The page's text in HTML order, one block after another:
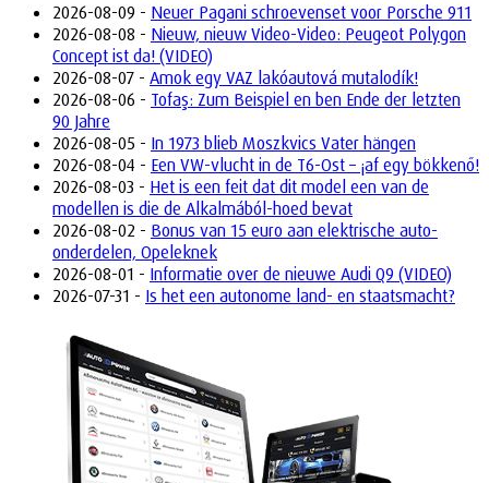
2026-08-09 - Neuer Pagani schroevenset voor Porsche 911
2026-08-08 - Nieuw, nieuw Video-Video: Peugeot Polygon
Concept ist da! (VIDEO)
2026-08-07 - Amok egy VAZ lakóautová mutalodík!
2026-08-06 - Tofaş: Zum Beispiel en ben Ende der letzten
90 Jahre
2026-08-05 - In 1973 blieb Moszkvics Vater hängen
2026-08-04 - Een VW-vlucht in de T6-Ost – ¡af egy bökkenő!
2026-08-03 - Het is een feit dat dit model een van de
modellen is die de Alkalmából-hoed bevat
2026-08-02 - Bonus van 15 euro aan elektrische auto-
onderdelen, Opeleknek
2026-08-01 - Informatie over de nieuwe Audi Q9 (VIDEO)
2026-07-31 - Is het een autonome land- en staatsmacht?